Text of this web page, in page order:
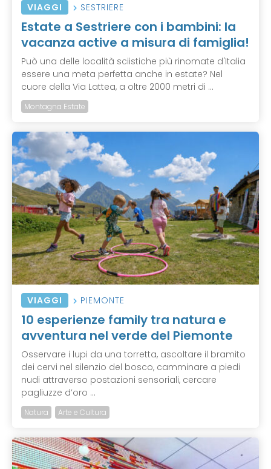
VIAGGI SESTRIERE
Estate a Sestriere con i bambini: la
vacanza active a misura di famiglia!
Può una delle località sciistiche più rinomate d'Italia
essere una meta perfetta anche in estate? Nel
cuore della Via Lattea, a oltre 2000 metri di ...
Montagna Estate
VIAGGI PIEMONTE
10 esperienze family tra natura e
avventura nel verde del Piemonte
Osservare i lupi da una torretta, ascoltare il bramito
dei cervi nel silenzio del bosco, camminare a piedi
nudi attraverso postazioni sensoriali, cercare
pagliuzze d’oro ...
Natura Arte e Cultura